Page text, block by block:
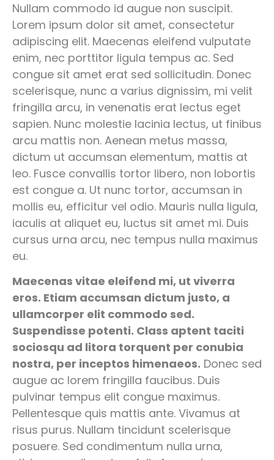
Nullam commodo id augue non suscipit.
Lorem ipsum dolor sit amet, consectetur
adipiscing elit. Maecenas eleifend vulputate
enim, nec porttitor ligula tempus ac. Sed
congue sit amet erat sed sollicitudin. Donec
scelerisque, nunc a varius dignissim, mi velit
fringilla arcu, in venenatis erat lectus eget
sapien. Nunc molestie lacinia lectus, ut finibus
arcu mattis non. Aenean metus massa,
dictum ut accumsan elementum, mattis at
leo. Fusce convallis tortor libero, non lobortis
est congue a. Ut nunc tortor, accumsan in
mollis eu, efficitur vel odio. Mauris nulla ligula,
iaculis at aliquet eu, luctus sit amet mi. Duis
cursus urna arcu, nec tempus nulla maximus
eu.
Maecenas vitae eleifend mi, ut viverra
eros. Etiam accumsan dictum justo, a
ullamcorper elit commodo sed.
Suspendisse potenti. Class aptent taciti
sociosqu ad litora torquent per conubia
nostra, per inceptos himenaeos. Donec sed
augue ac lorem fringilla faucibus. Duis
pulvinar tempus elit congue maximus.
Pellentesque quis mattis ante. Vivamus at
risus purus. Nullam tincidunt scelerisque
posuere. Sed condimentum nulla urna,